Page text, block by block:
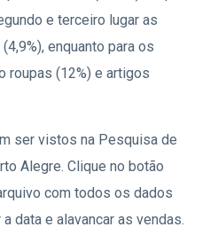
e terceiro lugar as
enquanto para os
roupas (12%) e artigos
ser vistos na Pesquisa de
Alegre. Clique no botão
com todos os dados
data e alavancar as vendas.